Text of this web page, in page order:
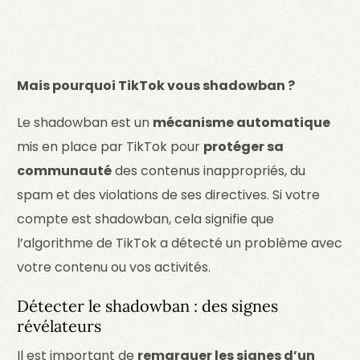
Mais pourquoi TikTok vous shadowban ?
Le shadowban est un mécanisme automatique
mis en place par TikTok pour protéger sa
communautédes contenus inappropriés, du
spam et des violations de ses directives. Si votre
compte est shadowban, cela signifie que
l’algorithme de TikTok a détecté un problème avec
votre contenu ou vos activités.
Détecter le shadowban : des signes
révélateurs
Il est important de remarquer les signes d’un